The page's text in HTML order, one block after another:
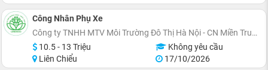
Công Nhân Phụ Xe
Công ty TNHH MTV Môi Trường Đô Thị Hà Nội - CN Miền Trung
10.5 - 13 Triệu
Không yêu cầu
Liên Chiểu
17/10/2026